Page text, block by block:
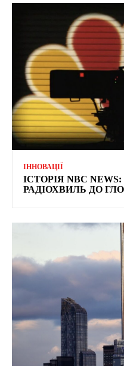
ІННОВАЦІЇ
ІСТОРІЯ NBC
РАДІОХВИЛЬ ДО